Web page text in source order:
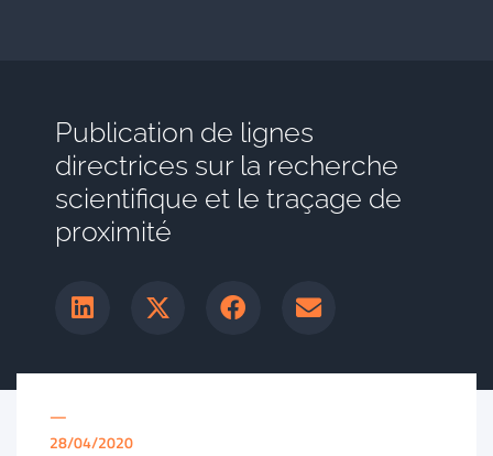
Publication de lignes
directrices sur la recherche
scientifique et le traçage de
proximité
—
28/04/2020